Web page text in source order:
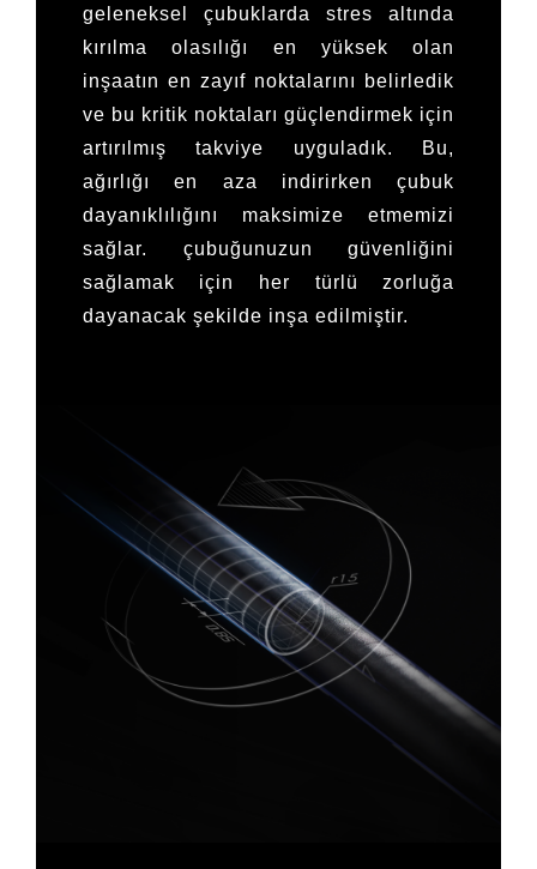
geleneksel çubuklarda stres altında
kırılma olasılığı en yüksek olan
inşaatın en zayıf noktalarını belirledik
ve bu kritik noktaları güçlendirmek için
artırılmış takviye uyguladık. Bu,
ağırlığı en aza indirirken çubuk
dayanıklılığını maksimize etmemizi
sağlar.
çubuğunuzun güvenliğini
sağlamak için
her türlü zorluğa
dayanacak şekilde inşa edilmiştir.